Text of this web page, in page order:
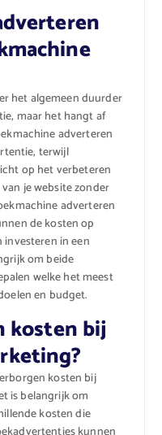
het algemeen duurder
maar het hangt af
adverteren
terwijl
op het verbeteren
je website zonder
adverteren
de kosten op
in een
om beide
welke het meest
en budget.
kosten bij
kosten bij
is belangrijk om
kosten die